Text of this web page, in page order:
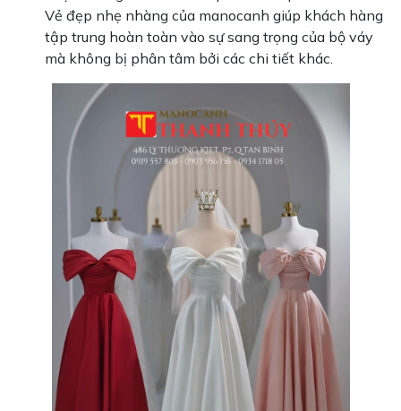
Vẻ đẹp nhẹ nhàng của manocanh giúp khách hàng
tập trung hoàn toàn vào sự sang trọng của bộ váy
mà không bị phân tâm bởi các chi tiết khác.